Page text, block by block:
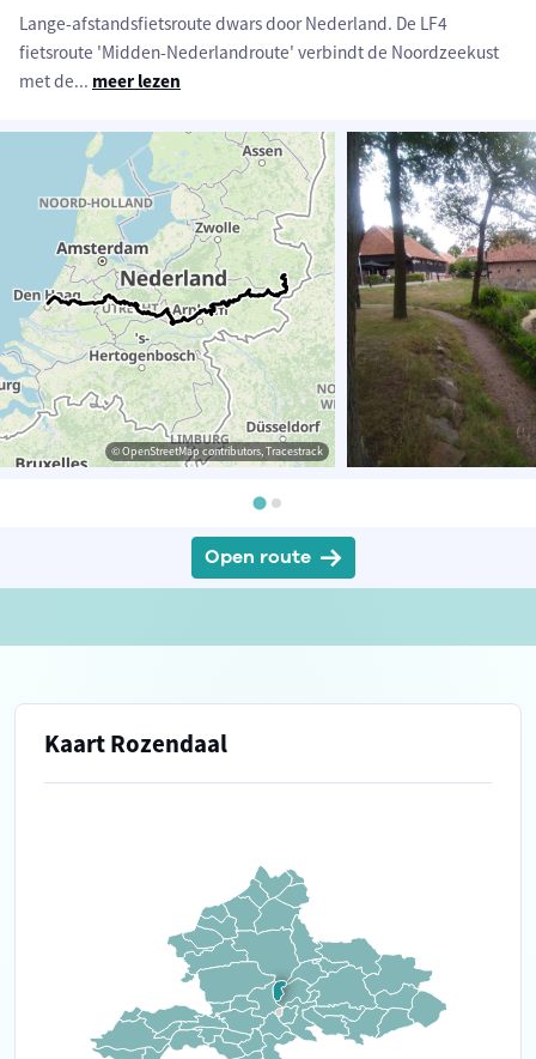
Lange-afstandsfietsroute dwars door Nederland. De LF4
fietsroute 'Midden-Nederlandroute' verbindt de Noordzeekust
met de... meer lezen
© OpenStreetMap contributors, Tracestrack
Open route
Kaart Rozendaal